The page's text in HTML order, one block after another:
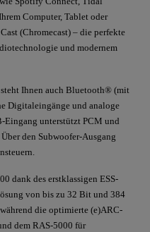
Computer, Tablet oder
(Chromecast) – die perfekte
und modernem
Ihnen auch Bluetooth® (mit
Digitaleingänge und analoge
Eingang unterstützt PCM und
den Subwoofer-Ausgang
dank des erstklassigen ESS-
von bis zu 32 Bit und 384
die optimierte (e)ARC-
dem RAS-5000 für